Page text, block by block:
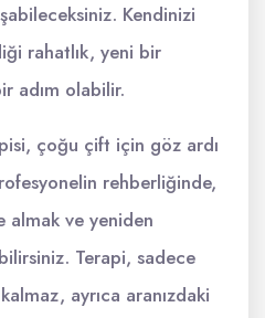
Kendinizi
rahatlık, yeni bir
adım olabilir.
çoğu çift için göz ardı
rehberliğinde,
almak ve yeniden
Terapi, sadece
ayrıca aranızdaki